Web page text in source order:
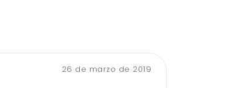
26 de marzo de 2019